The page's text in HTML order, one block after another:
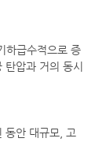
하급수적으로 증
압과 거의 동시
동안 대규모, 고